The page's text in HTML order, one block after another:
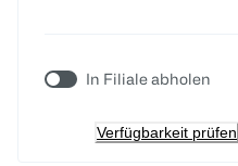
In Filiale abholen
Verfügbarkeit prüfen